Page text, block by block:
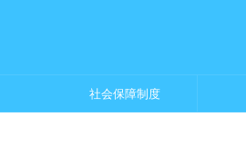
社会保障制度